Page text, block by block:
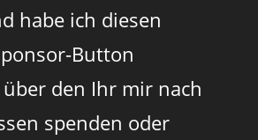
habe ich diesen
Button
den Ihr mir nach
spenden oder